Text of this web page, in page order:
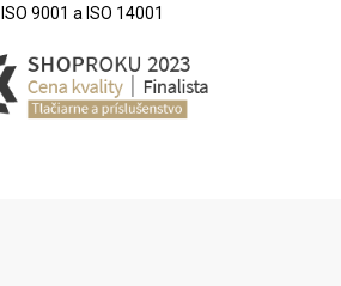
ISO 9001 a ISO 14001